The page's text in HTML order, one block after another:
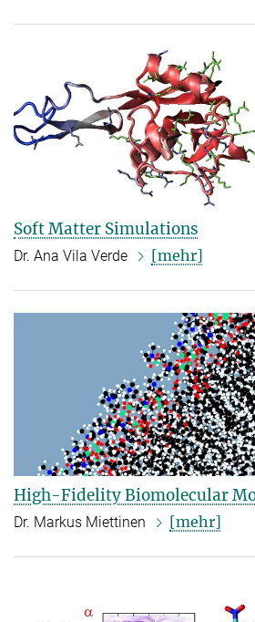
Soft Matter Simulations
Dr. Ana Vila Verde [mehr]
High-Fidelity Biomolecular
Dr. Markus Miettinen [mehr]